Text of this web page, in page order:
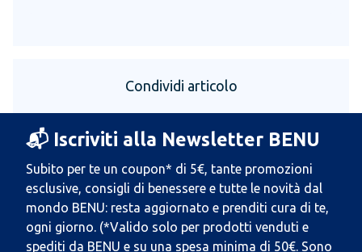
Condividi articolo
📬 Iscriviti alla Newsletter BENU
Subito per te un coupon* di 5€, tante promozioni
esclusive, consigli di benessere e tutte le novità dal
mondo BENU: resta aggiornato e prenditi cura di te,
ogni giorno. (*Valido solo per prodotti venduti e
spediti da BENU e su una spesa minima di 50€. Sono